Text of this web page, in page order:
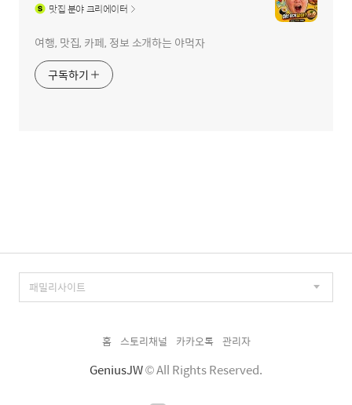
맛집분야 크리에이터
여행, 맛집, 카페, 정보 소개하는 야먹자
구독하기
홈 스토리채널 카카오톡 관리자
GeniusJW© All Rights Reserved.